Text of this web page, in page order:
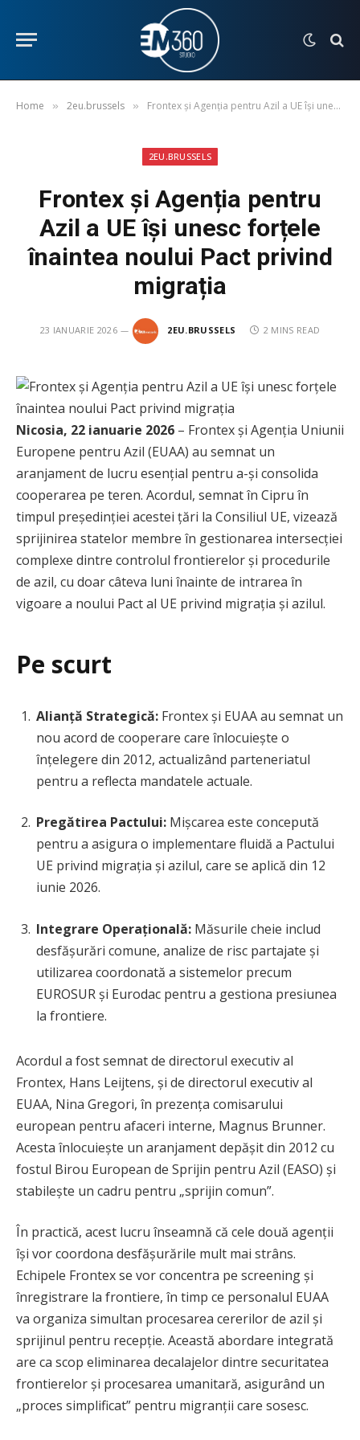
Home » 2eu.brussels » Frontex și Agenția pentru Azil a UE își unesc forțele înaintea noului Pact privind migrația
2EU.BRUSSELS
Frontex și Agenția pentru
Azil a UE își unesc forțele
înaintea noului Pact privind
migrația
23 IANUARIE 2026 2EU.BRUSSELS 2 MINS READ
Nicosia, 22 ianuarie 2026 – Frontex și Agenția Uniunii
Europene pentru Azil (EUAA) au semnat un
aranjament de lucru esențial pentru a-și consolida
cooperarea pe teren. Acordul, semnat în Cipru în
timpul președinției acestei țări la Consiliul UE, vizează
sprijinirea statelor membre în gestionarea intersecției
complexe dintre controlul frontierelor și procedurile
de azil, cu doar câteva luni înainte de intrarea în
vigoare a noului Pact al UE privind migrația și azilul.
Pe scurt
Alianță Strategică: Frontex și EUAA au semnat un
nou acord de cooperare care înlocuiește o
înțelegere din 2012, actualizând parteneriatul
pentru a reflecta mandatele actuale.
Pregătirea Pactului: Mișcarea este concepută
pentru a asigura o implementare fluidă a Pactului
UE privind migrația și azilul, care se aplică din 12
iunie 2026.
Integrare Operațională: Măsurile cheie includ
desfășurări comune, analize de risc partajate și
utilizarea coordonată a sistemelor precum
EUROSUR și Eurodac pentru a gestiona presiunea
la frontiere.
Acordul a fost semnat de directorul executiv al
Frontex, Hans Leijtens, și de directorul executiv al
EUAA, Nina Gregori, în prezența comisarului
european pentru afaceri interne, Magnus Brunner.
Acesta înlocuiește un aranjament depășit din 2012 cu
fostul Birou European de Sprijin pentru Azil (EASO) și
stabilește un cadru pentru „sprijin comun”.
În practică, acest lucru înseamnă că cele două agenții
își vor coordona desfășurările mult mai strâns.
Echipele Frontex se vor concentra pe screening și
înregistrare la frontiere, în timp ce personalul EUAA
va organiza simultan procesarea cererilor de azil și
sprijinul pentru recepție. Această abordare integrată
are ca scop eliminarea decalajelor dintre securitatea
frontierelor și procesarea umanitară, asigurând un
„proces simplificat” pentru migranții care sosesc.